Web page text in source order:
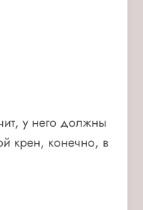
у него должны
крен, конечно, в